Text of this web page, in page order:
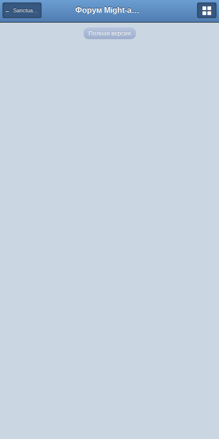
← Sanctuary Hero Yume Форум Might-and-Magic.ru
Полная версия